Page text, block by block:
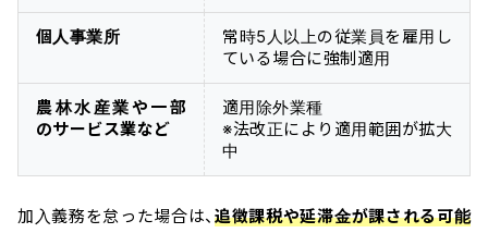
個人事業所
常時5人以上の従業員を雇用し
ている場合に強制適用
農林水産業や一部
のサービス業など
適用除外業種
※法改正により適用範囲が拡大
中
加入義務を怠った場合は、追徴課税や延滞金が課される可能